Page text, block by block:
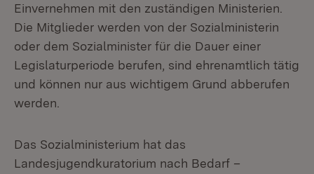
Einvernehmen mit den zuständigen Ministerien.
Die Mitglieder werden von der Sozialministerin
oder dem Sozialminister für die Dauer einer
Legislaturperiode berufen, sind ehrenamtlich tätig
und können nur aus wichtigem Grund abberufen
werden.
Das Sozialministerium hat das
Landesjugendkuratorium nach Bedarf –